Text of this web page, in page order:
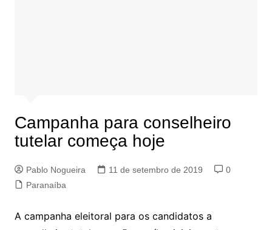
Campanha para conselheiro
tutelar começa hoje
Pablo Nogueira 11 de setembro de 2019
0
Paranaíba
A campanha eleitoral para os candidatos a